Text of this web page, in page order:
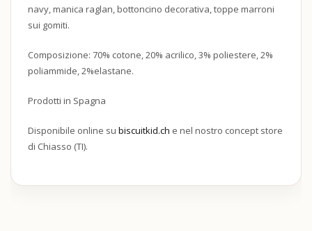
navy, manica raglan, bottoncino decorativa, toppe marroni
sui gomiti.
Composizione: 70% cotone, 20% acrilico, 3% poliestere, 2%
poliammide, 2%elastane.
Prodotti in Spagna
Disponibile online su biscuitkid.ch e nel nostro concept store
di Chiasso (TI).